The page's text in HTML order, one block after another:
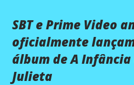
SBT e Prime Video
oficialmente
álbum de A Infância
Julieta